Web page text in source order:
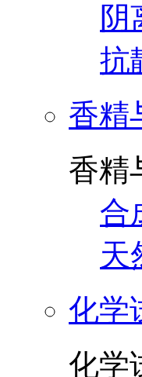
阴
抗
香精
香精
合
天
化学
化学